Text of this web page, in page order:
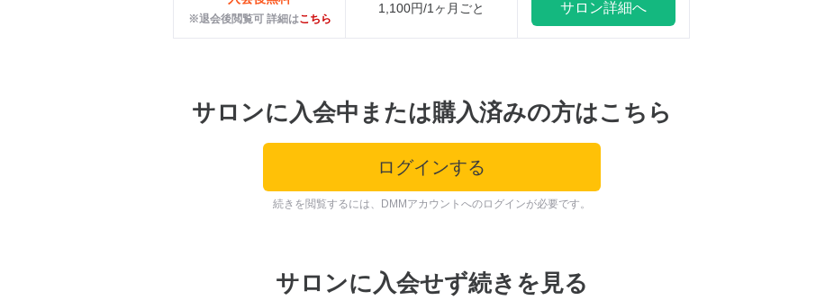
※退会後閲覧可 詳細はこちら
1,100円/1ヶ月ごと サロン詳細へ
サロンに入会中または購入済みの方はこちら
ログインする
続きを閲覧するには、DMMアカウントへのログインが必要です。
サロンに入会せず続きを見る